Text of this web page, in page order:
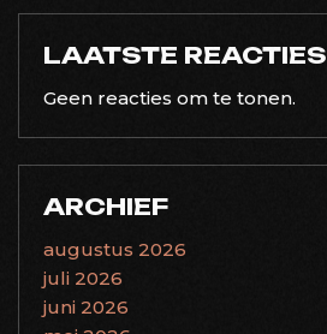
LAATSTE REACTIES
Geen reacties om te tonen.
ARCHIEF
augustus 2026
juli 2026
juni 2026